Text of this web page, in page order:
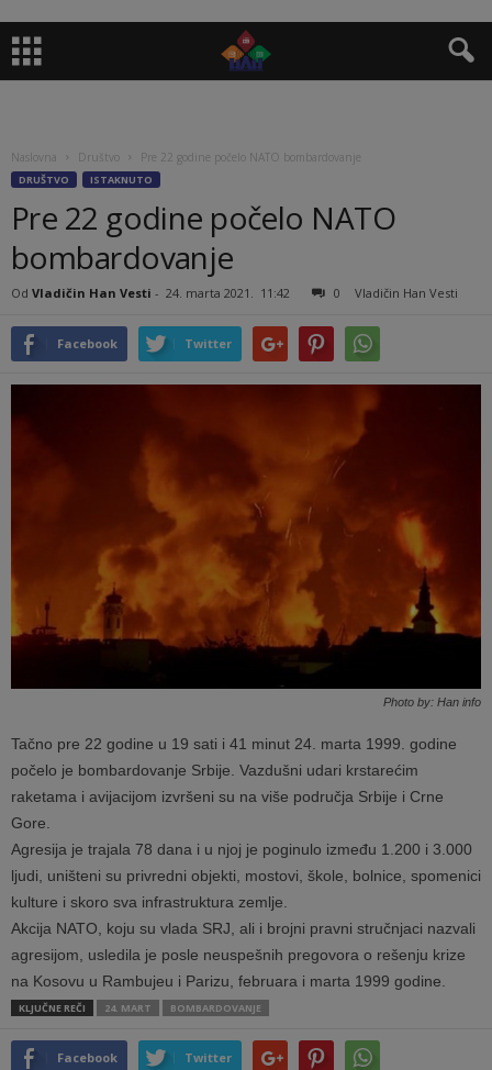
Naslovna Društvo Pre 22 godine počelo NATO bombardovanje
DRUŠTVO ISTAKNUTO
Pre 22 godine počelo NATO
bombardovanje
Od Vladičin Han Vesti - 24. marta 2021. 11:42 0 Vladičin Han Vesti
Facebook Twitter
Photo by: Han info
Tačno pre 22 godine u 19 sati i 41 minut 24. marta 1999. godine
počelo je bombardovanje Srbije. Vazdušni udari krstarećim
raketama i avijacijom izvršeni su na više područja Srbije i Crne
Gore.
Agresija je trajala 78 dana i u njoj je poginulo između 1.200 i 3.000
ljudi, uništeni su privredni objekti, mostovi, škole, bolnice, spomenici
kulture i skoro sva infrastruktura zemlje.
Akcija NATO, koju su vlada SRJ, ali i brojni pravni stručnjaci nazvali
agresijom, usledila je posle neuspešnih pregovora o rešenju krize
na Kosovu u Rambujeu i Parizu, februara i marta 1999 godine.
KLJUČNE REČI 24. MART BOMBARDOVANJE
Facebook Twitter